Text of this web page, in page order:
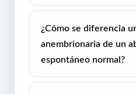
¿Cómo se diferencia
anembrionaria de un
espontáneo normal?